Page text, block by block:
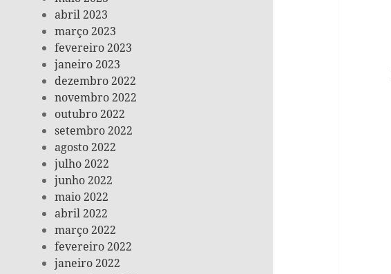
abril 2023
março 2023
fevereiro 2023
janeiro 2023
dezembro 2022
novembro 2022
outubro 2022
setembro 2022
agosto 2022
julho 2022
junho 2022
maio 2022
abril 2022
março 2022
fevereiro 2022
janeiro 2022